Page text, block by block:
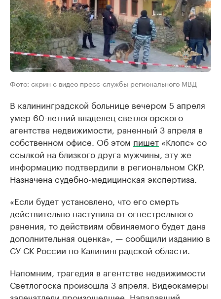
Фото: скрин с видео пресс-службы регионального МВД
В калининградской больнице вечером 5 апреля
умер 60-летний владелец светлогорского
агентства недвижимости, раненный 3 апреля в
собственном офисе. Об этом пишет «Клопс» со
ссылкой на близкого друга мужчины, эту же
информацию подтвердили в региональном СКР.
Назначена судебно-медицинская экспертиза.
«Если будет установлено, что его смерть
действительно наступила от огнестрельного
ранения, то действиям обвиняемого будет дана
дополнительная оценка», — сообщили изданию в
СУ СК России по Калининградской области.
Напомним, трагедия в агентстве недвижимости
Светлогоска произошла 3 апреля. Видеокамеры